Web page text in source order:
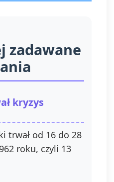
zadawane
kryzys
trwał od 16 do 28
roku, czyli 13